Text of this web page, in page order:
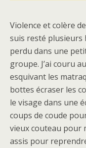
Violence et colère
suis resté plusieurs
perdu dans une
groupe. J’ai couru
esquivant les
bottes écraser les
le visage dans une
coups de coude
vieux couteau pour
assis pour